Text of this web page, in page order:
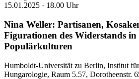
15.01.2025 · 18.00 Uhr
Nina Weller: Partisanen,
Figurationen des Widerstands in
Populärkulturen
Humboldt-Universität zu Berlin, Institut
Hungarologie, Raum 5.57, Dorotheenstr.